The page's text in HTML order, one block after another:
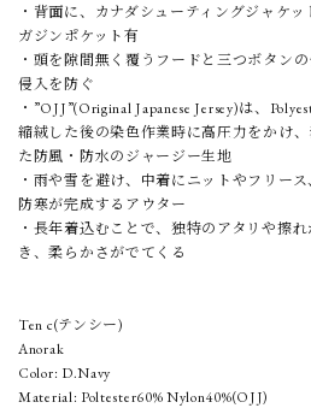
・背面に、カナダシューティングジャケ
ガジンポケット有
・頭を隙間無く覆うフードと三つボタン
侵入を防ぐ
・”OJJ”(Original Japanese Jersey)は、
縮絨した後の染色作業時に高圧力をかけ
た防風・防水のジャージー生地
・雨や雪を避け、中着にニットやフリー
防寒が完成するアウター
・長年着込むことで、独特のアタリや擦
き、柔らかさがでてくる
Ten c(テンシー)
Anorak
Color: D.Navy
Material: Poltester60% Nylon40%(OJJ)